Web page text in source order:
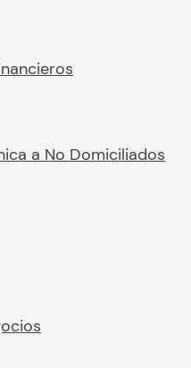
a No Domiciliados